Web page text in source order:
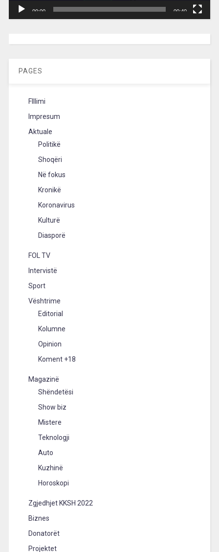
00:00 00:40
PAGES
FIllimi
Impresum
Aktuale
Politikë
Shoqëri
Në fokus
Kronikë
Koronavirus
Kulturë
Diasporë
FOL TV
Intervistë
Sport
Vështrime
Editorial
Kolumne
Opinion
Koment +18
Magazinë
Shëndetësi
Show biz
Mistere
Teknologji
Auto
Kuzhinë
Horoskopi
Zgjedhjet KKSH 2022
Biznes
Donatorët
Projektet